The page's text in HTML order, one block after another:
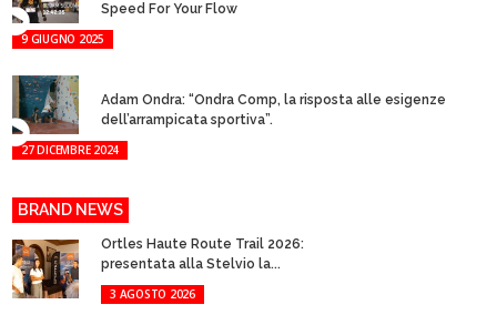
Speed For Your Flow
9 GIUGNO 2025
Adam Ondra: “Ondra Comp, la risposta alle esigenze
dell’arrampicata sportiva”.
27 DICEMBRE 2024
BRAND NEWS
Ortles Haute Route Trail 2026:
presentata alla Stelvio la...
3 AGOSTO 2026